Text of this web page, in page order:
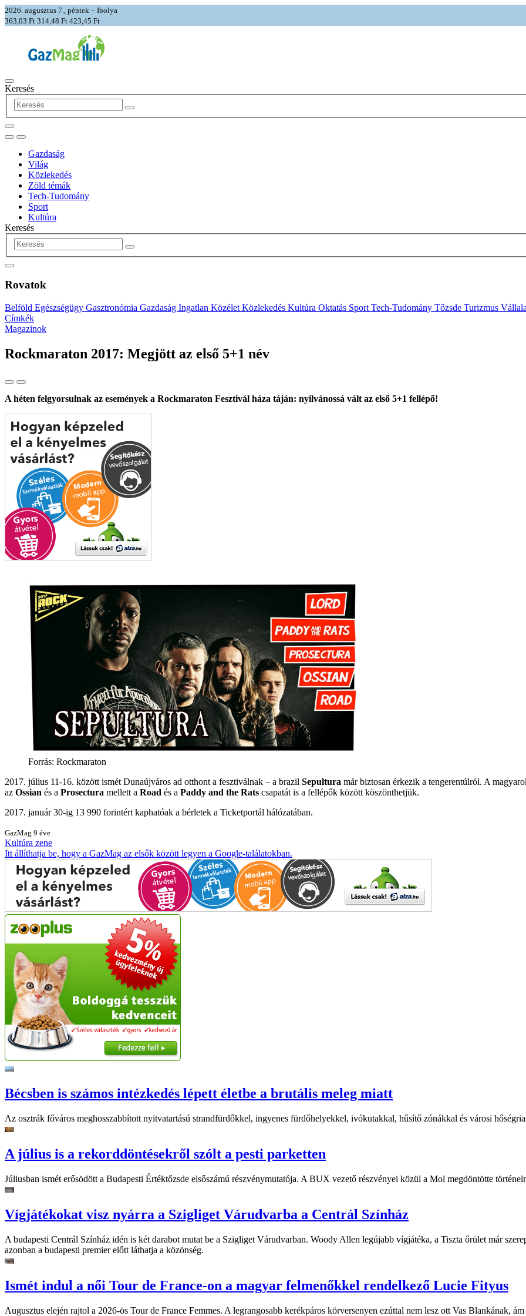
2026. augusztus 7., péntek – Ibolya
363,03 Ft 314,48 Ft 423,45 Ft
Keresés
Gazdaság
Világ
Közlekedés
Zöld témák
Tech-Tudomány
Sport
Kultúra
Keresés
Rovatok
Belföld Egészségügy Gasztronómia Gazdaság Ingatlan Közélet Közlekedés Kultúra Oktatás Sport Tech-Tudomány Tőzsde Turizmus
Címkék
Magazinok
Rockmaraton 2017: Megjött az első 5+1 név
A héten felgyorsulnak az események a Rockmaraton Fesztivál háza táján: nyilvánossá vált az első 5+1 fellépő!
Forrás: Rockmaraton
2017. július 11-16. között ismét Dunaújváros ad otthont a fesztiválnak – a brazil Sepultura már biztosan érkezik a tengerentúlról. A
az Ossian és a Prosectura mellett a Road és a Paddy and the Rats csapatát is a fellépők között köszönthetjük.
2017. január 30-ig 13 990 forintért kaphatóak a bérletek a Ticketportál hálózatában.
GazMag 9 éve
Kultúra zene
Itt állíthatja be, hogy a GazMag az elsők között legyen a Google-találatokban.
Bécsben is számos intézkedés lépett életbe a brutális meleg miatt
Az osztrák főváros meghosszabbított nyitvatartású strandfürdőkkel, ingyenes fürdőhelyekkel, ivókutakkal, hűsítő zónákkal és városi
A július is a rekorddöntésekről szólt a pesti parketten
Júliusban ismét erősödött a Budapesti Értéktőzsde elsőszámú részvénymutatója. A BUX vezető részvényei közül a Mol megdöntötte
Vígjátékokat visz nyárra a Szigliget Várudvarba a Centrál Színház
A budapesti Centrál Színház idén is két darabot mutat be a Szigliget Várudvarban. Woody Allen legújabb vígjátéka, a Tiszta őrület már
azonban a budapesti premier előtt láthatja a közönség.
Ismét indul a női Tour de France-on a magyar felmenőkkel rendelkező Lucie Fityus
Augusztus elején rajtol a 2026-ös Tour de France Femmes. A legrangosabb kerékpáros körversenyen ezúttal nem lesz ott Vas Blankának,